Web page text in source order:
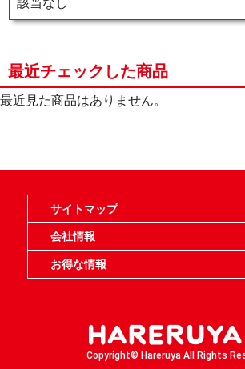
該当なし
最近チェックした商品
最近見た商品はありません。
サイトマップ
オンラインショップ
買取
記事
選手一覧
デッキ検索
デッキ構築
イベント・大会
店舗のご案内
お問い合わせ
ヘルプ
FAQ
会社情報
利用規約
スタッフ募集
特定商取引法表示
個人情報保護指針
企業情報
お得な情報
Copyright© Hareruya All Rights